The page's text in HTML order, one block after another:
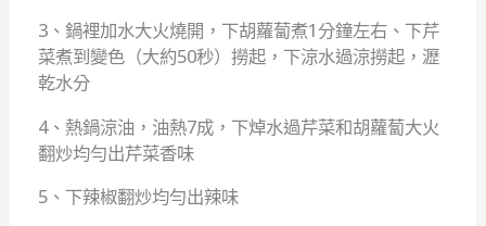
3、鍋裡加水大火燒開，下胡蘿蔔煮1分鐘左右、下芹
菜煮到變色（大約50秒）撈起，下涼水過涼撈起，瀝
乾水分
4、熱鍋涼油，油熱7成，下焯水過芹菜和胡蘿蔔大火
翻炒均勻出芹菜香味
5、下辣椒翻炒均勻出辣味